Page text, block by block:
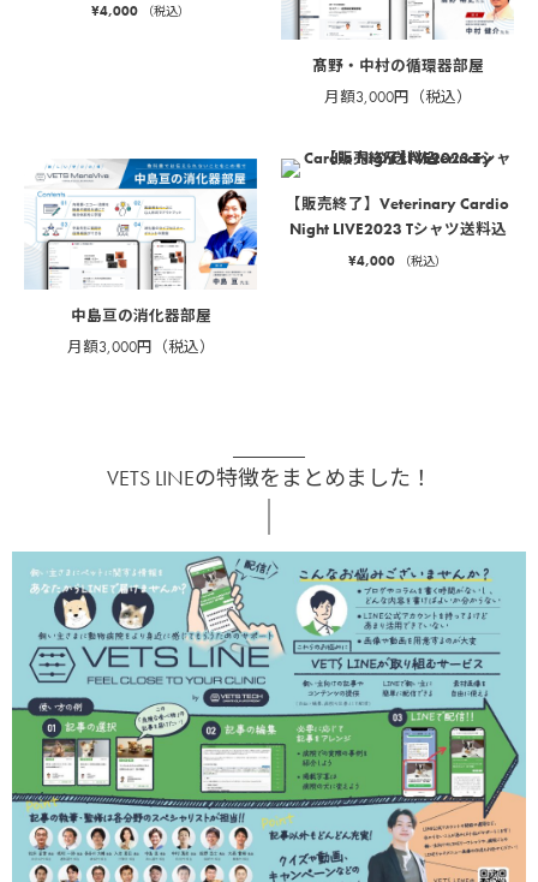
¥4,000 （税込）
髙野・中村の循環器部屋
月額3,000円（税込）
中島亘の消化器部屋
月額3,000円（税込）
【販売終了】Veterinary Cardio
Night LIVE2023 Tシャツ送料込
¥4,000 （税込）
VETS LINEの特徴をまとめました！